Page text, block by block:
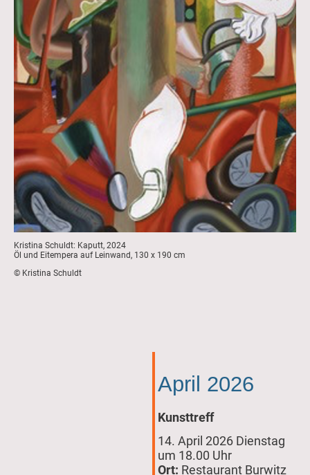
Kristina Schuldt: Kaputt, 2024
Öl und Eitempera auf Leinwand, 130 x 190 cm
© Kristina Schuldt
April 2026
Kunsttreff
14. April 2026 Dienstag
um 18.00 Uhr
Ort: Restaurant Burwitz